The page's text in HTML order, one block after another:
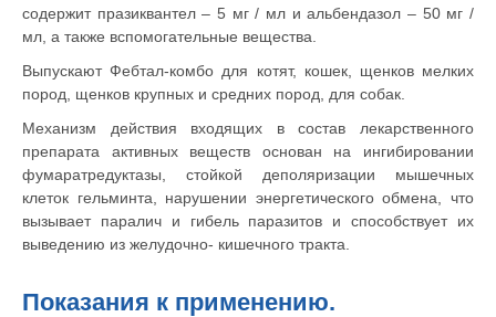
содержит празиквантел – 5 мг / мл и альбендазол – 50 мг /
мл, а также вспомогательные вещества.
Выпускают Фебтал-комбо для котят, кошек, щенков мелких
пород, щенков крупных и средних пород, для собак.
Механизм действия входящих в состав лекарственного
препарата активных веществ основан на ингибировании
фумаратредуктазы, стойкой деполяризации мышечных
клеток гельминта, нарушении энергетического обмена, что
вызывает паралич и гибель паразитов и способствует их
выведению из желудочно- кишечного тракта.
Показания к применению.